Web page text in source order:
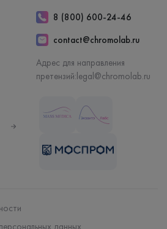
8 (800) 600-24-46
contact@chromolab.ru
Адрес для направления
претензий:legal@chromolab.ru
данных